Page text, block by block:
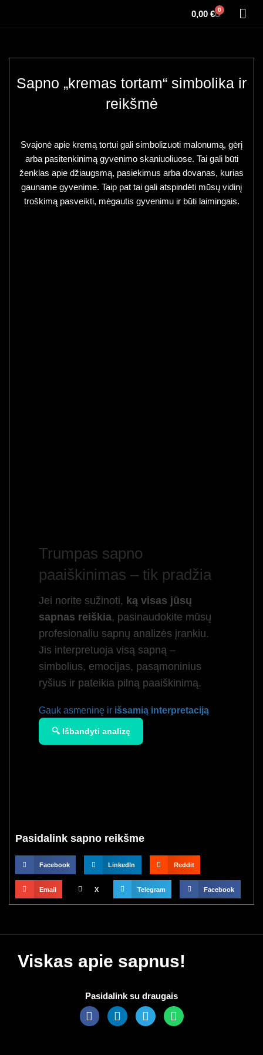
0,00 € 0
Sapno „kremas tortam“ simbolika ir
reikšmė
Svajonė apie kremą tortui gali simbolizuoti malonumą, gėrį
arba pasitenkinimą gyvenimo skaniuoliuose. Tai gali būti
ženklas apie džiaugsmą, pasiekimus arba dovanas, kurias
gauname gyvenime. Taip pat tai gali atspindėti mūsų vidinį
troškimą pasveikti, mėgautis gyvenimu ir būti laimingais.
Trumpas sapno
paaiškinimas – tik pradžia
Jei norite sužinoti, ką visas jūsų
sapnas reiškia, pasinaudokite mūsų
profesionaliu sapnų analizės įrankiu.
Jis interpretuoja visą sapną –
simbolius, emocijas, pasąmoninius
ryšius ir pateikia pilną paaiškinimą.
Gauk asmeninę ir išsamią interpretaciją
🔍 Išbandyti analizę
Pasidalink sapno reikšme
Facebook LinkedIn Reddit
Email X Telegram Facebook
Viskas apie sapnus!
Pasidalink su draugais